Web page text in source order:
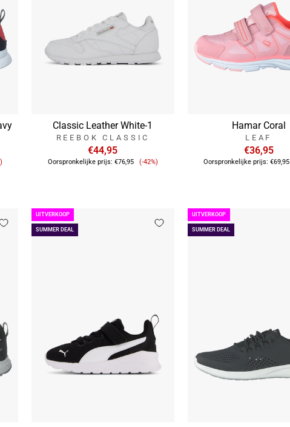
Classic Leather White-1
REEBOK CLASSIC
€44,95
Oorspronkelijke prijs: €76,95 Verkoopprijs
(-42%)
Hamar Coral
LEAF
€36,95
Oorspronkelijke prijs:€69,95
SUMMER DEAL
UITVERKOOP
SUMMER DEAL
UITVERKOOP